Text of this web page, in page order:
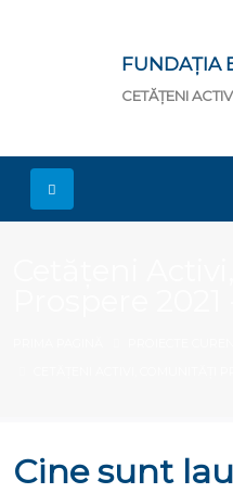
FUNDAȚIA
CETĂȚENI
Cine sunt